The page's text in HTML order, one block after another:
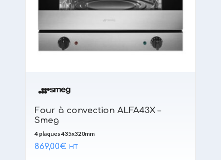
Four à convection ALFA43X –
Smeg
4 plaques 435x320mm
869,00€ HT